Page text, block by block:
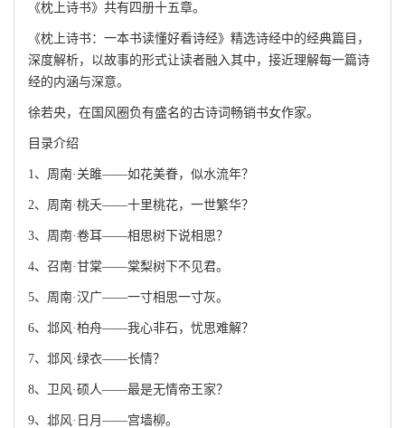
《枕上诗书》共有四册十五章。
《枕上诗书：一本书读懂好看诗经》精选诗经中的经典篇目，
深度解析，以故事的形式让读者融入其中，接近理解每一篇诗
经的内涵与深意。
徐若央，在国风圈负有盛名的古诗词畅销书女作家。
目录介绍
1、周南·关雎——如花美眷，似水流年？
2、周南·桃夭——十里桃花，一世繁华？
3、周南·卷耳——相思树下说相思？
4、召南·甘棠——棠梨树下不见君。
5、周南·汉广——一寸相思一寸灰。
6、邶风·柏舟——我心非石，忧思难解？
7、邶风·绿衣——长情？
8、卫风·硕人——最是无情帝王家？
9、邶风·日月——宫墙柳。